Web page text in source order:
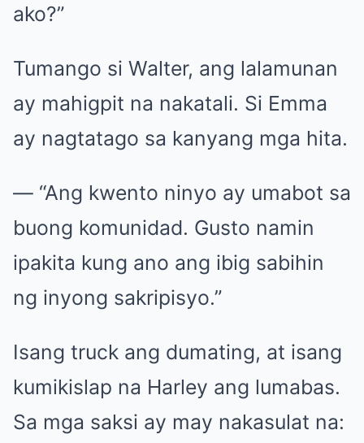
ako?”
Tumango si Walter, ang lalamunan
ay mahigpit na nakatali. Si Emma
ay nagtatago sa kanyang mga hita.
— “Ang kwento ninyo ay umabot sa
buong komunidad. Gusto namin
ipakita kung ano ang ibig sabihin
ng inyong sakripisyo.”
Isang truck ang dumating, at isang
kumikislap na Harley ang lumabas.
Sa mga saksi ay may nakasulat na: